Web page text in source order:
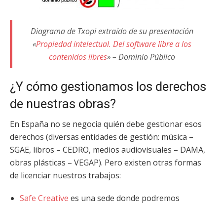
Diagrama de Txopi extraído de su presentación
«Propiedad intelectual. Del software libre a los
contenidos libres» – Dominio Público
¿Y cómo gestionamos los derechos
de nuestras obras?
En España no se negocia quién debe gestionar esos
derechos (diversas entidades de gestión: música –
SGAE, libros – CEDRO, medios audiovisuales – DAMA,
obras plásticas – VEGAP). Pero existen otras formas
de licenciar nuestros trabajos:
Safe Creative es una sede donde podremos